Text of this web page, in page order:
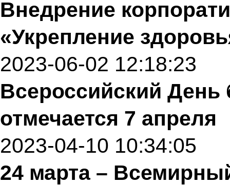
Внедрение
«Укрепление
2023-06-02 12:18:23
Всероссийский
отмечается 7 апреля
2023-04-10 10:34:05
24 марта –